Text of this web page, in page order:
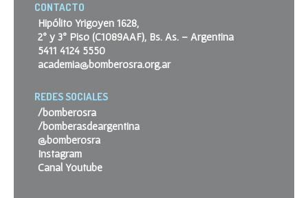
CONTACTO
Hipólito Yrigoyen 1628,
2º y 3º Piso (C1089AAF), Bs. As. – Argentina
5411 4124 5550
academia@bomberosra.org.ar
REDES SOCIALES
/bomberosra
/bomberasdeargentina
@bomberosra
Instagram
Canal Youtube